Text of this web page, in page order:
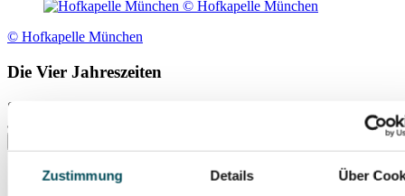
Zustimmung Details Über
© Hofkapelle München
Die Vier Jahreszeiten
Sa., 08.08.2026
Schloss Schleißheim